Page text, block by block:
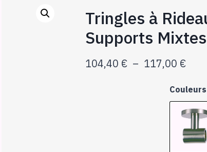
Tringles à
Supports
104,40 € – 117,00 €Plage
prix :
à
Couleurs